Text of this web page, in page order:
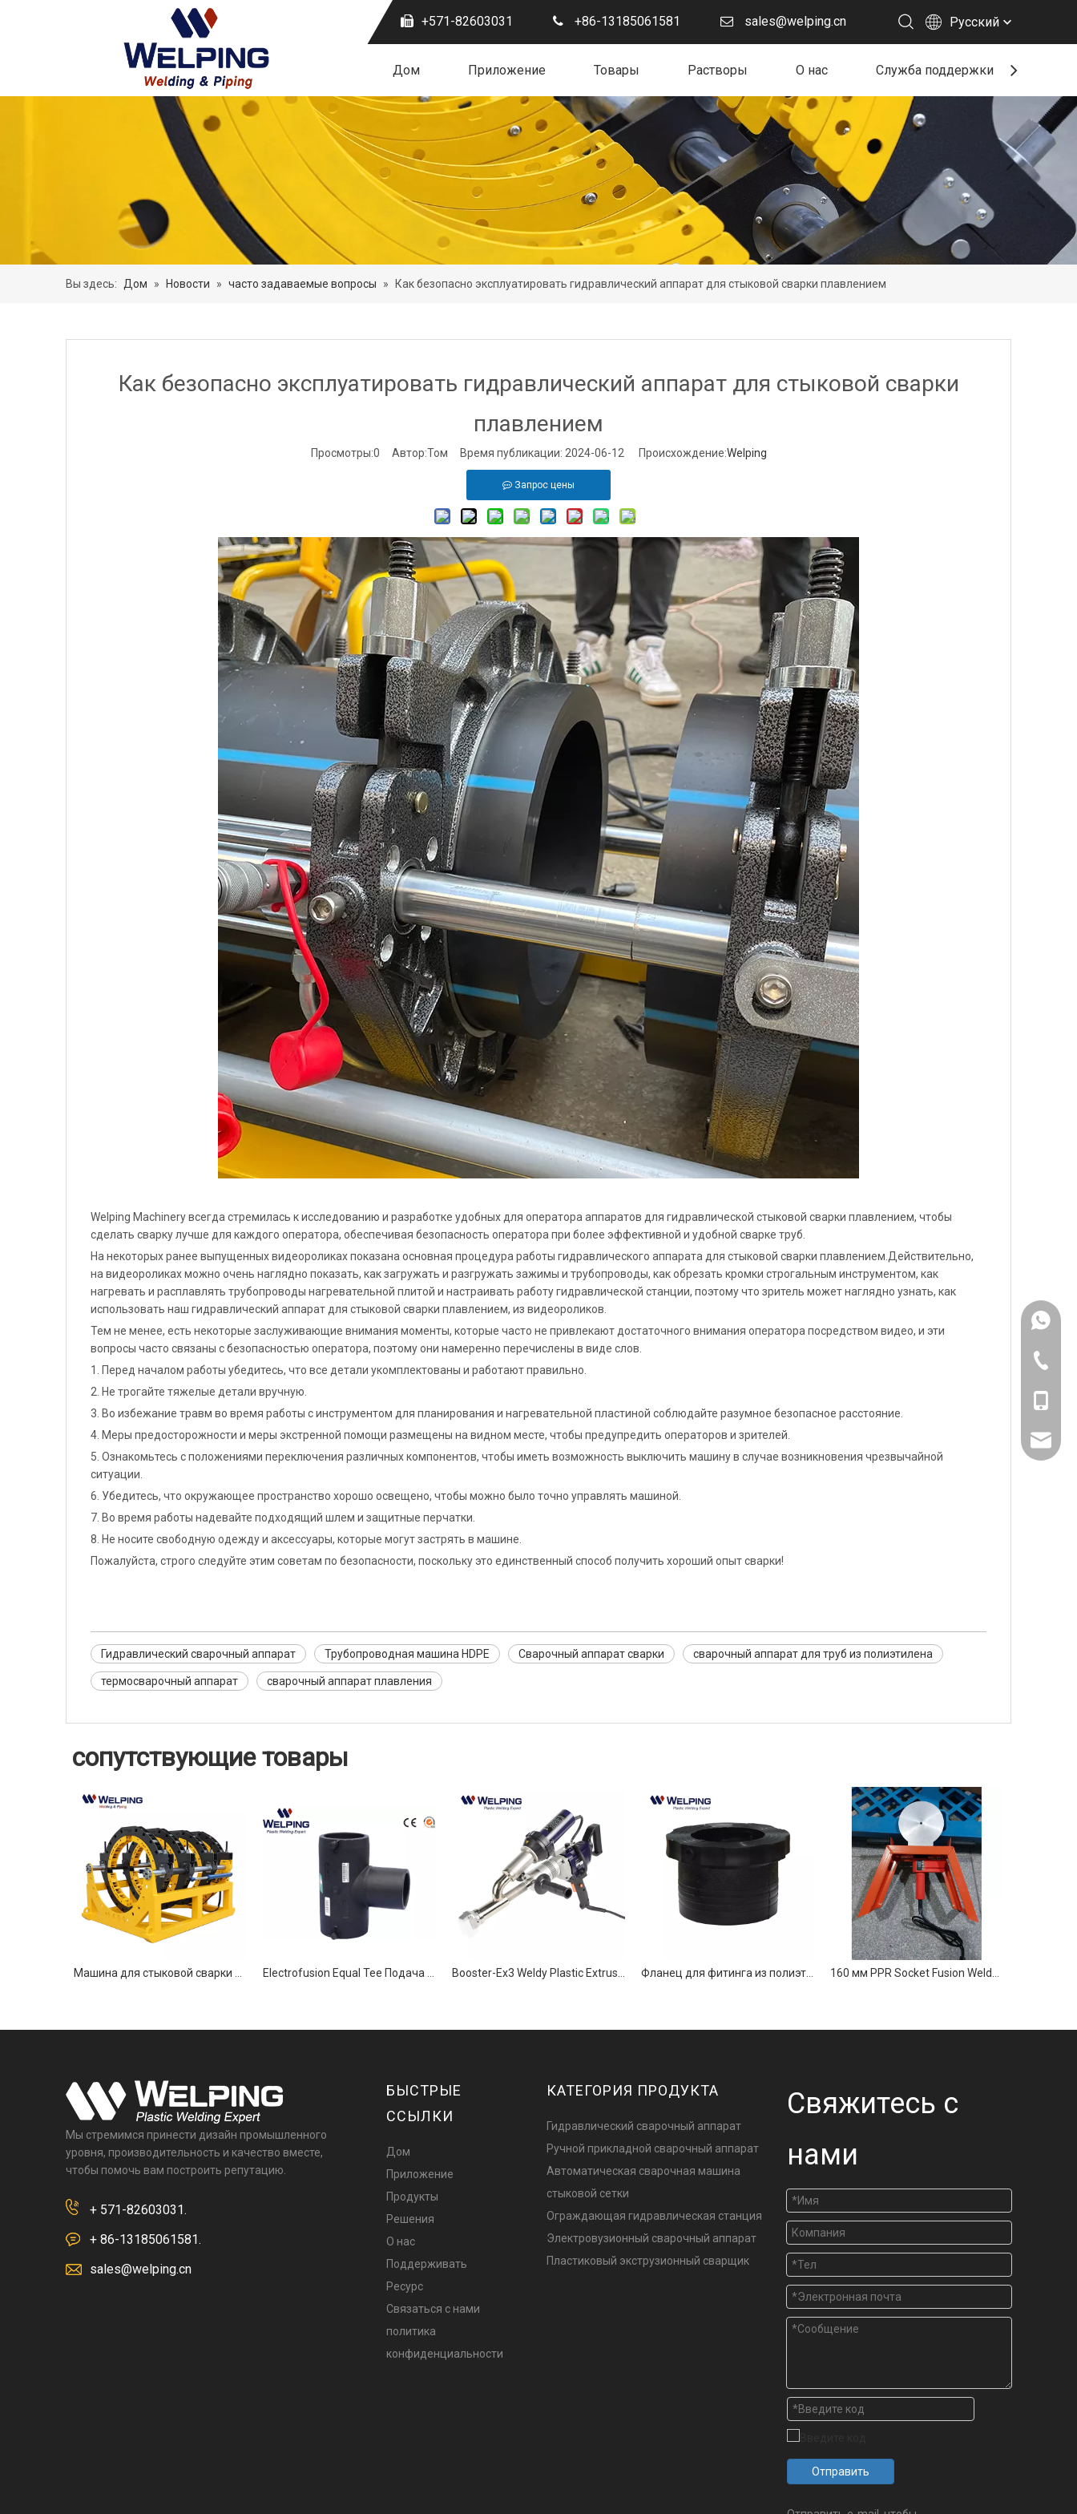
+571-82603031 +86-13185061581 sales@welping.cn Pусский
Дом Приложение Товары Растворы О нас Служба поддержки
Вы здесь: Дом » Новости » часто задаваемые вопросы » Как безопасно эксплуатировать гидравлический аппарат для стыковой сварки плавлением
Как безопасно эксплуатировать гидравлический аппарат для стыковой сварки
плавлением
Просмотры:0 Автор:Том Время публикации: 2024-06-12 Происхождение:Welping
Запрос цены
Welping Machinery всегда стремилась к исследованию и разработке удобных для оператора аппаратов для гидравлической стыковой сварки плавлением, чтобы
сделать сварку лучше для каждого оператора, обеспечивая безопасность оператора при более эффективной и удобной сварке труб.
На некоторых ранее выпущенных видеороликах показана основная процедура работы гидравлического аппарата для стыковой сварки плавлением.Действительно,
на видеороликах можно очень наглядно показать, как загружать и разгружать зажимы и трубопроводы, как обрезать кромки строгальным инструментом, как
нагревать и расплавлять трубопроводы нагревательной плитой и настраивать работу гидравлической станции, поэтому что зритель может наглядно узнать, как
использовать наш гидравлический аппарат для стыковой сварки плавлением, из видеороликов.
Тем не менее, есть некоторые заслуживающие внимания моменты, которые часто не привлекают достаточного внимания оператора посредством видео, и эти
вопросы часто связаны с безопасностью оператора, поэтому они намеренно перечислены в виде слов.
1. Перед началом работы убедитесь, что все детали укомплектованы и работают правильно.
2. Не трогайте тяжелые детали вручную.
3. Во избежание травм во время работы с инструментом для планирования и нагревательной пластиной соблюдайте разумное безопасное расстояние.
4. Меры предосторожности и меры экстренной помощи размещены на видном месте, чтобы предупредить операторов и зрителей.
5. Ознакомьтесь с положениями переключения различных компонентов, чтобы иметь возможность выключить машину в случае возникновения чрезвычайной
ситуации.
6. Убедитесь, что окружающее пространство хорошо освещено, чтобы можно было точно управлять машиной.
7. Во время работы надевайте подходящий шлем и защитные перчатки.
8. Не носите свободную одежду и аксессуары, которые могут застрять в машине.
Пожалуйста, строго следуйте этим советам по безопасности, поскольку это единственный способ получить хороший опыт сварки!
Гидравлический сварочный аппарат Трубопроводная машина HDPE Сварочный аппарат сварки сварочный аппарат для труб из полиэтилена
термосварочный аппарат сварочный аппарат плавления
сопутствующие товары
Мы стремимся принести дизайн промышленного
уровня, производительность и качество вместе,
чтобы помочь вам построить репутацию.
+ 571-82603031.
+ 86-13185061581.
sales@welping.cn
БЫСТРЫЕ
ССЫЛКИ
Дом
Приложение
Продукты
Решения
О нас
Поддерживать
Ресурс
Связаться с нами
политика
конфиденциальности
КАТЕГОРИЯ ПРОДУКТА
Гидравлический сварочный аппарат
Ручной прикладной сварочный аппарат
Автоматическая сварочная машина
стыковой сетки
Ограждающая гидравлическая станция
Электровузионный сварочный аппарат
Пластиковый экструзионный сварщик
571-
Свяжитесь с
нами
Отправить